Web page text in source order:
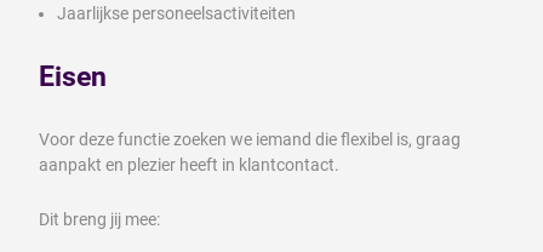
Jaarlijkse personeelsactiviteiten
Eisen
Voor deze functie zoeken we iemand die flexibel is, graag
aanpakt en plezier heeft in klantcontact.
Dit breng jij mee: